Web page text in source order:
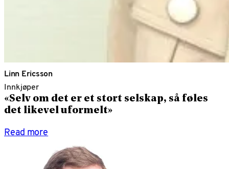
Linn Ericsson
Innkjøper
«Selv om det er et stort selskap, så føles
det likevel uformelt»
Read more